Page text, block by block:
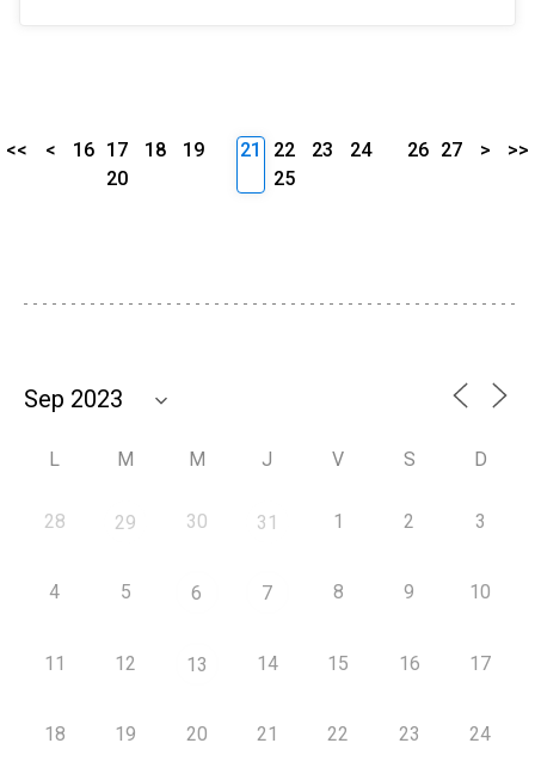
<< < 16 17 18
19
20
21 22 23
24
25
26 27 > >>
L M M J V S D
28 29 30 31 1 2 3
4 5 6 7 8 9 10
11 12 13 14 15 16 17
18 19 20 21 22 23 24